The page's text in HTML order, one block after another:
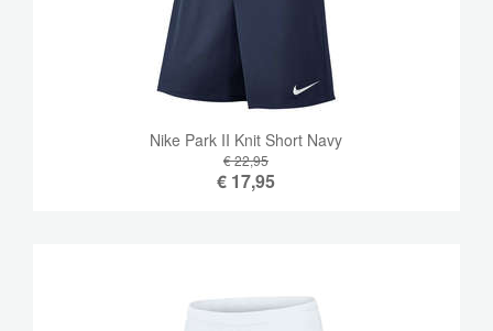
Nike Park II Knit Short Navy
€ 22,95
€ 17,95